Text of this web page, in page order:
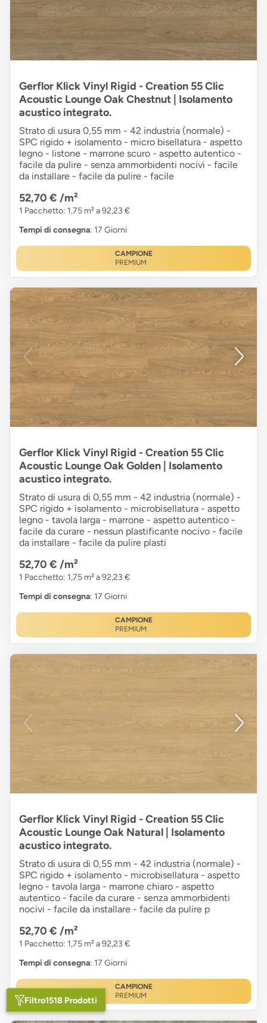
Gerflor Klick Vinyl Rigid - Creation 55 Clic
Acoustic Lounge Oak Chestnut | Isolamento
acustico integrato.
Strato di usura 0,55 mm - 42 industria (normale) -
SPC rigido + isolamento - micro bisellatura - aspetto
legno - listone - marrone scuro - aspetto autentico -
facile da pulire - senza ammorbidenti nocivi - facile
da installare - facile da pulire - facile
52,70 € /m²
1 Pacchetto: 1,75 m² a 92,23 €
Tempi di consegna: 17 Giorni
CAMPIONE
PREMIUM
Gerflor Klick Vinyl Rigid - Creation 55 Clic
Acoustic Lounge Oak Golden | Isolamento
acustico integrato.
Strato di usura di 0,55 mm - 42 industria (normale) -
SPC rigido + isolamento - microbisellatura - aspetto
legno - tavola larga - marrone - aspetto autentico -
facile da curare - nessun plastificante nocivo - facile
da installare - facile da pulire plasti
52,70 € /m²
1 Pacchetto: 1,75 m² a 92,23 €
Tempi di consegna: 17 Giorni
CAMPIONE
PREMIUM
Gerflor Klick Vinyl Rigid - Creation 55 Clic
Acoustic Lounge Oak Natural | Isolamento
acustico integrato.
Strato di usura di 0,55 mm - 42 industria (normale) -
SPC rigido + isolamento - microbisellatura - aspetto
legno - tavola larga - marrone chiaro - aspetto
autentico - facile da curare - senza ammorbidenti
nocivi - facile da installare - facile da pulire p
52,70 € /m²
1 Pacchetto: 1,75 m² a 92,23 €
Tempi di consegna: 17 Giorni
CAMPIONE
PREMIUM
Filtro1518 Prodotti